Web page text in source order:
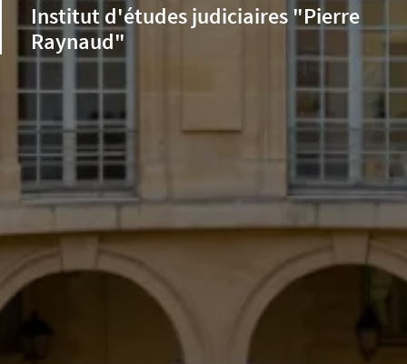
Institut d'études judiciaires "Pierre
Raynaud"